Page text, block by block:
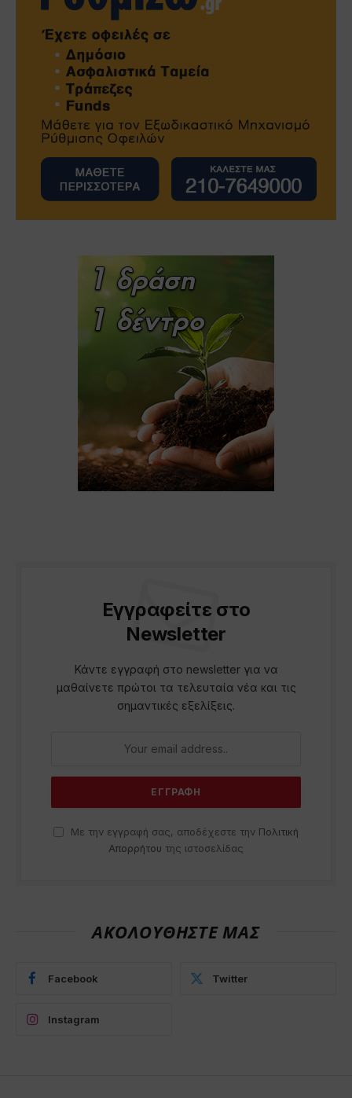
Εγγραφείτε στο
Newsletter
Κάντε εγγραφή στο newsletter για να
μαθαίνετε πρώτοι τα τελευταία νέα και τις
σημαντικές εξελίξεις.
Με την εγγραφή σας, αποδέχεστε την Πολιτική
Απορρήτου της ιστοσελίδας
ΑΚΟΛΟΥΘΗΣΤΕ ΜΑΣ
Facebook Twitter
Instagram